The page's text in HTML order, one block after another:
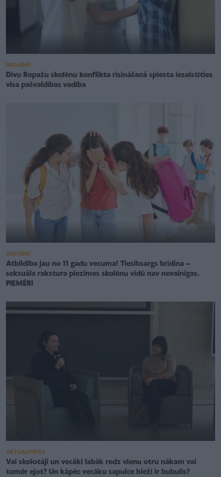
SKOLĒNS
Divu Ropažu skolēnu konflikta risināšanā spiesta iesaistīties
visa pašvaldības vadība
SKOLĒNS
Atbildība jau no 11 gadu vecuma! Tiesībsargs brīdina –
seksuāla rakstura piezīmes skolēnu vidū nav nevainīgas.
PIEMĒRI
AKTUALITĀTES
Vai skolotāji un vecāki labāk redz vienu otru nākam vai
tomēr ejot? Un kāpēc vecāku sapulce bieži ir bubulis?